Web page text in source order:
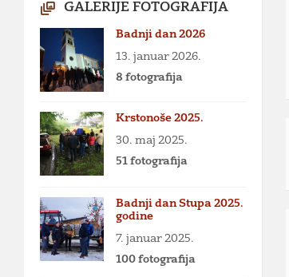
GALERIJE FOTOGRAFIJA
Badnji dan 2026
13. januar 2026.
8 fotografija
Krstonoše 2025.
30. maj 2025.
51 fotografija
Badnji dan Stupa 2025.
godine
7. januar 2025.
100 fotografija